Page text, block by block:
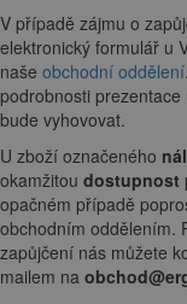
V případě zájmu o
elektronický formulář u
naše obchodní oddělení
podrobnosti
bude vyhovovat.
U zboží označeného
okamžitou dostupnost
opačném případě
obchodním oddělením.
zapůjčení nás můžete
mailem na